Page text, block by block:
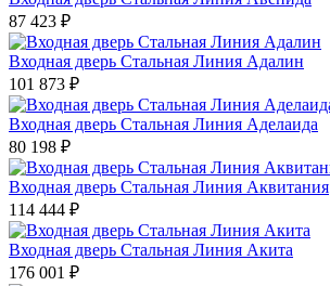
87 423 ₽
Входная дверь Стальная Линия Адалин
101 873 ₽
Входная дверь Стальная Линия Аделаида
80 198 ₽
Входная дверь Стальная Линия Аквитания
114 444 ₽
Входная дверь Стальная Линия Акита
176 001 ₽